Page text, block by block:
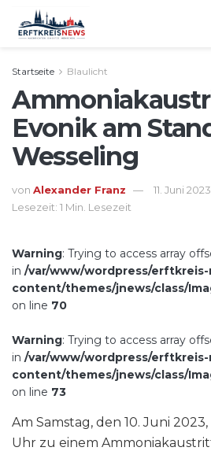
Startseite Blaulicht
Evonik am
Wesseling
von Alexander Franz
11. Juni 2023
Lesezeit: 1 Min. Lesezeit
Warning: Trying to access array
in /var/www/wordpress/
content/themes/jnews/class/
on line 70
Warning: Trying to access array
in /var/www/wordpress/
content/themes/jnews/class/
on line 73
Am Samstag, den 10. Juni
Uhr zu einem